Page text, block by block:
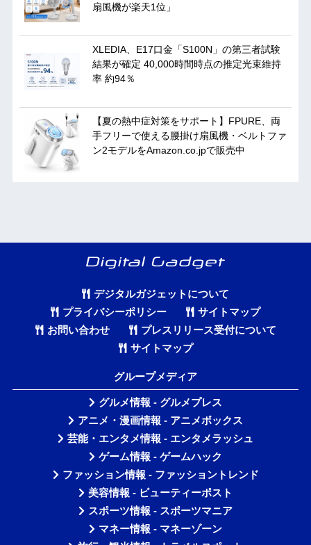
扇風機が楽天1位」
XLEDIA、E17口金「S100N」の第三者試験
結果が確定 40,000時間時点の推定光束維持
率 約94％
【夏の熱中症対策をサポート】FPURE、両
手フリーで使える腰掛け扇風機・ベルトファ
ン2モデルをAmazon.co.jpで販売中
デジタルガジェットについて
プライバシーポリシー
サイトマップ
お問い合わせ
プレスリリース受付について
サイトマップ
グループメディア
グルメ情報 - グルメプレス
アニメ・漫画情報 - アニメボックス
芸能・エンタメ情報 - エンタメラッシュ
ゲーム情報 - ゲームハック
ファッション情報 - ファッショントレンド
美容情報 - ビューティーポスト
スポーツ情報 - スポーツマニア
マネー情報 - マネーゾーン